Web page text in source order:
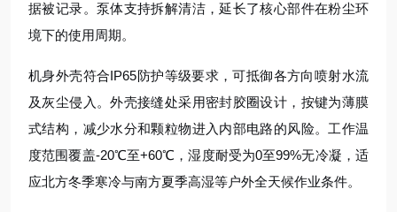
据被记录。泵体支持拆解清洁，延长了核心部件在粉尘环
境下的使用周期。
机身外壳符合IP65防护等级要求，可抵御各方向喷射水流
及灰尘侵入。外壳接缝处采用密封胶圈设计，按键为薄膜
式结构，减少水分和颗粒物进入内部电路的风险。工作温
度范围覆盖-20℃至+60℃，湿度耐受为0至99%无冷凝，适
应北方冬季寒冷与南方夏季高湿等户外全天候作业条件。